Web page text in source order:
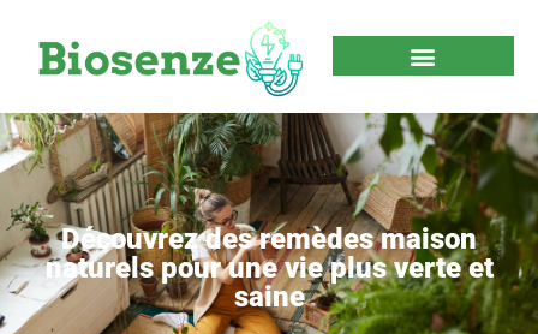
Découvrez des remèdes maison
naturels pour une vie plus verte et
saine